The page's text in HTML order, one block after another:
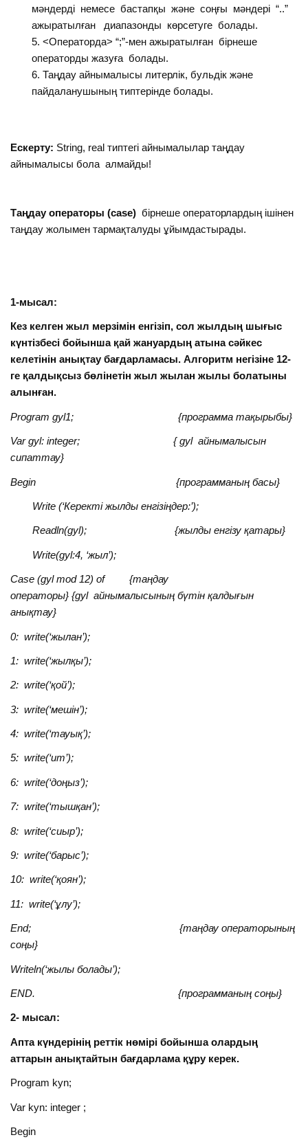
мәндердi немесе бастапқы және соңғы мәндерi “..”
ажыратылған диапазонды көрсетуге болады.
<Операторда> “;”-мен ажыратылған бiрнеше
операторды жазуға болады.
Таңдау айнымалысы литерлiк, бульдiк және
пайдаланушының типтерiнде болады.
Ескерту: String, real типтегi айнымалылар таңдау
айнымалысы бола алмайды!
Таңдау операторы (case) бірнеше операторлардың ішінен
таңдау жолымен тармақталуды ұйымдастырады.
1-мысал:
Кез келген жыл мерзімін енгізіп, сол жылдың шығыс
күнтізбесі бойынша қай жануардың атына сәйкес
келетінін анықтау бағдарламасы. Алгоритм негізіне 12-
ге қалдықсыз бөлінетін жыл жылан жылы болатыны
алынған.
Program gyl1; {программа тақырыбы}
Var gyl: integer; { gyl айнымалысын
сипаттау}
Begin {программаның басы}
Write (‘Керекті жылды енгізіңдер:’);
Readln(gyl); {жылды енгізу қатары}
Write(gyl:4, ‘жыл’);
Case (gyl mod 12) of {таңдау
операторы} {gyl айнымалысының бүтін қалдығын
анықтау}
0: write(‘жылан’);
1: write(‘жылқы’);
2: write(‘қой’);
3: write(‘мешін’);
4: write(‘тауық’);
5: write(‘ит’);
6: write(‘доңыз’);
7: write(‘тышқан’);
8: write(‘сиыр’);
9: write(‘барыс’);
10: write(‘қоян’);
11: write(‘ұлу’);
End; {таңдау операторының
соңы}
Writeln(‘жылы болады’);
END. {программаның соңы}
2- мысал:
Апта күндерінің реттік нөмірі бойынша олардың
аттарын анықтайтын бағдарлама құру керек.
Program kyn;
Var kyn: integer ;
Begin